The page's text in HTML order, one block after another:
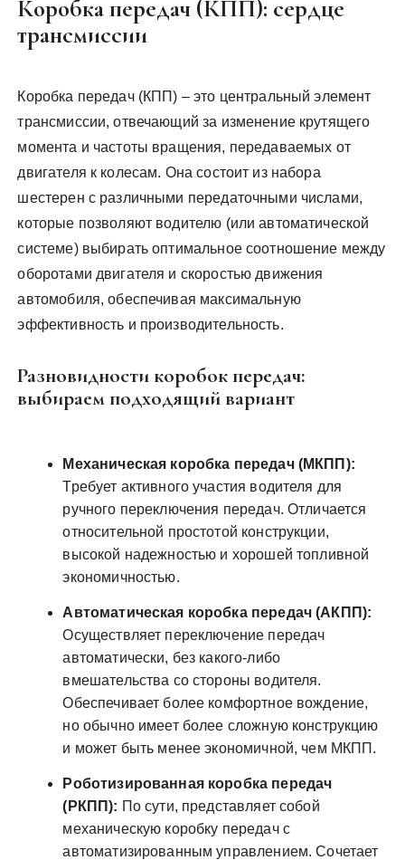
Коробка передач (КПП): сердце
трансмиссии
Коробка передач (КПП) – это центральный элемент
трансмиссии, отвечающий за изменение крутящего
момента и частоты вращения, передаваемых от
двигателя к колесам. Она состоит из набора
шестерен с различными передаточными числами,
которые позволяют водителю (или автоматической
системе) выбирать оптимальное соотношение между
оборотами двигателя и скоростью движения
автомобиля, обеспечивая максимальную
эффективность и производительность.
Разновидности коробок передач:
выбираем подходящий вариант
Механическая коробка передач (МКПП):
Требует активного участия водителя для
ручного переключения передач. Отличается
относительной простотой конструкции,
высокой надежностью и хорошей топливной
экономичностью.
Автоматическая коробка передач (АКПП):
Осуществляет переключение передач
автоматически, без какого-либо
вмешательства со стороны водителя.
Обеспечивает более комфортное вождение,
но обычно имеет более сложную конструкцию
и может быть менее экономичной, чем МКПП.
Роботизированная коробка передач
(РКПП): По сути, представляет собой
механическую коробку передач с
автоматизированным управлением. Сочетает